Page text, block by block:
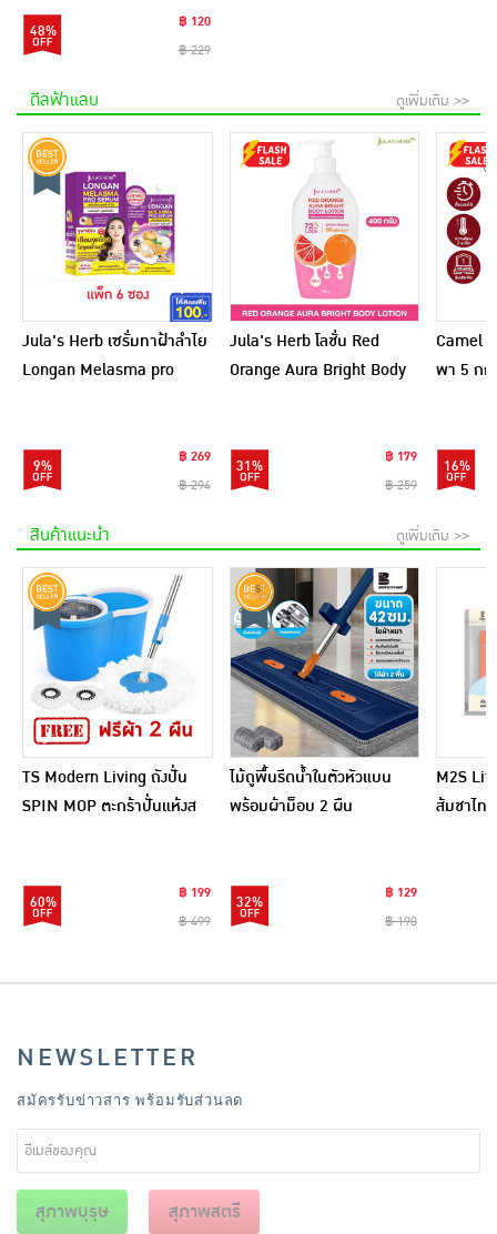
48%
฿ 120
฿ 229
ดีลฟ้าแลบ ดูเพิ่มเติม >>
Jula's Herb เซรั่มทาฝ้าลำไย
Longan Melasma pro
9%
฿ 269
฿ 294
Jula's Herb โลชั่น Red
Orange Aura Bright Body
31%
฿ 179
฿ 259
Camel
พา 5 กก
16%
สินค้าแนะนำ ดูเพิ่มเติม >>
TS Modern Living ถังปั่น
SPIN MOP ตะกร้าปั่นแห้งส
60%
฿ 199
฿ 499
ไม้ถูพื้นรีดน้ำในตัวหัวแบน
พร้อมผ้าม็อบ 2 ผืน
32%
฿ 129
฿ 190
M2S
ส้มชาไท
NEWSLETTER
สมัครรับข่าวสาร พร้อมรับส่วนลด
สุภาพบุรุษ สุภาพสตรี